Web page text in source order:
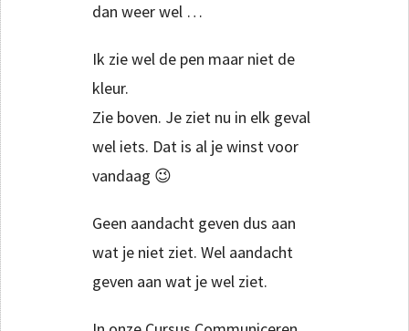
dan weer wel …
Ik zie wel de pen maar niet de
kleur.
Zie boven. Je ziet nu in elk geval
wel iets. Dat is al je winst voor
vandaag 😉
Geen aandacht geven dus aan
wat je niet ziet. Wel aandacht
geven aan wat je wel ziet.